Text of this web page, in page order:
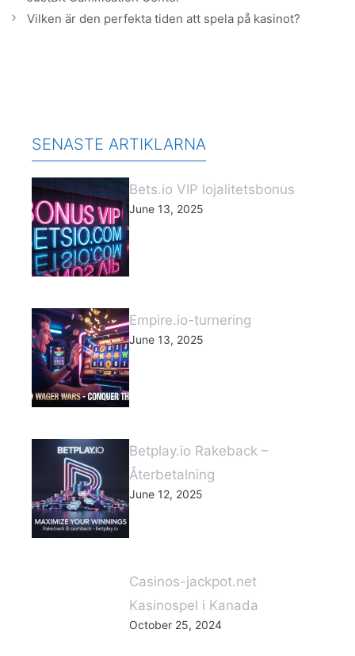
Vilken är den perfekta tiden att spela på kasinot?
SENASTE ARTIKLARNA
Bets.io VIP lojalitetsbonus
June 13, 2025
Empire.io-turnering
June 13, 2025
Betplay.io Rakeback –
Återbetalning
June 12, 2025
Casinos-jackpot.net
Kasinospel i Kanada
October 25, 2024